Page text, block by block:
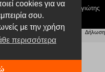
cookies για να
σου.
με την χρήση
περισσότερα
domain name Παναγιώτης
Δεδομένων |Όροι χρήσης
Δήλωση